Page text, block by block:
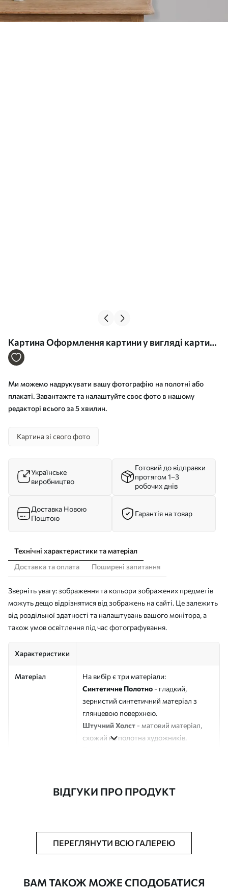
Картина Оформлення картини у вигляді картини
Арт. s33154
Ми можемо надрукувати вашу фотографію на полотні або
плакаті. Завантажте та налаштуйте своє фото в нашому
редакторі всього за 5 хвилин.
Картина зі свого фото
Українське
виробництво
Готовий до відправки
протягом 1–3
робочих днів
Доставка Новою
Поштою
Гарантія на товар
Технічні характеристики та матеріал
Доставка та оплата
Поширені запитання
Зверніть увагу: зображення та кольори зображених предметів
можуть дещо відрізнятися від зображень на сайті. Це залежить
від роздільної здатності та налаштувань вашого монітора, а
також умов освітлення під час фотографування.
Характеристики
Матеріал
На вибір є три матеріали:
Синтетичне Полотно - гладкий,
зернистий синтетичний матеріал з
глянцевою поверхнею.
Штучний Холст - матовий матеріал,
схожий на полотна художників.
Додатково Можна додати лакове покриття.
ВІДГУКИ ПРО ПРОДУКТ
ПЕРЕГЛЯНУТИ ВСЮ ГАЛЕРЕЮ
ВАМ ТАКОЖ МОЖЕ СПОДОБАТИСЯ